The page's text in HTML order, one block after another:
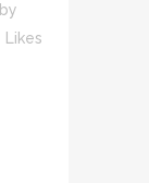
by
Likes